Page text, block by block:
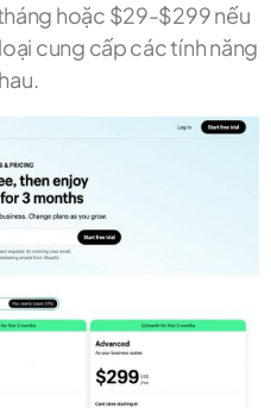
hoặc $29-$299 nếu
cung cấp các tính năng